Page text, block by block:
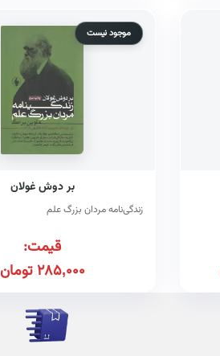
موجود نیست
بر دوش غولان
زندگی‌نامه مردان بزرگ علم
قیمت:
285,000تومان